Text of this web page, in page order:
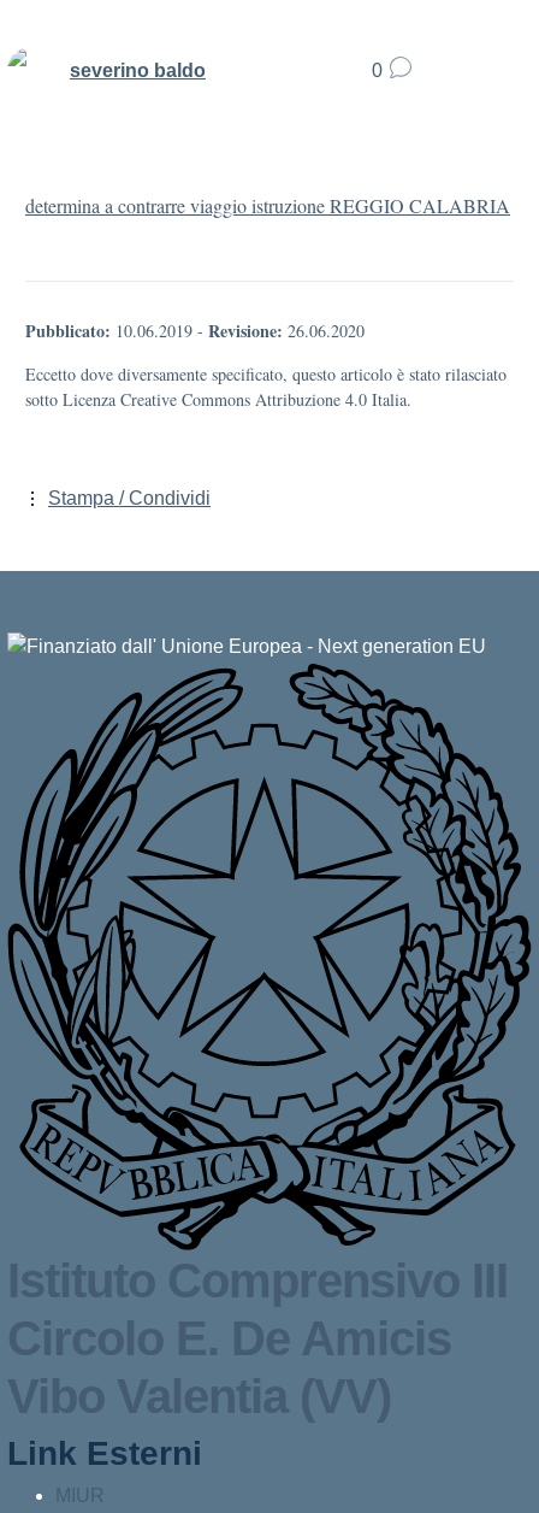
severino baldo 0
determina a contrarre viaggio istruzione REGGIO CALABRIA
Pubblicato: 10.06.2019 - Revisione: 26.06.2020
Eccetto dove diversamente specificato, questo articolo è stato rilasciato
sotto Licenza Creative Commons Attribuzione 4.0 Italia.
Stampa / Condividi
Istituto Comprensivo III
Circolo E. De Amicis
Vibo Valentia (VV)
Link Esterni
MIUR